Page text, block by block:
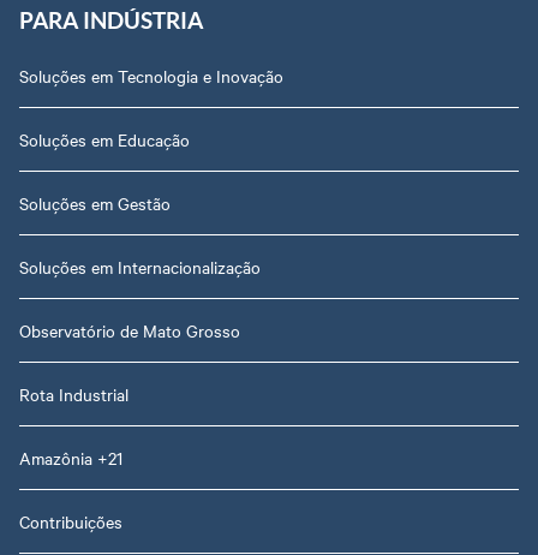
PARA INDÚSTRIA
Soluções em Tecnologia e Inovação
Soluções em Educação
Soluções em Gestão
Soluções em Internacionalização
Observatório de Mato Grosso
Rota Industrial
Amazônia +21
Contribuições